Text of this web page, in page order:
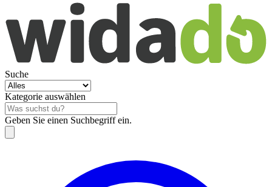
Suche
Kategorie auswählen
Geben Sie einen Suchbegriff ein.